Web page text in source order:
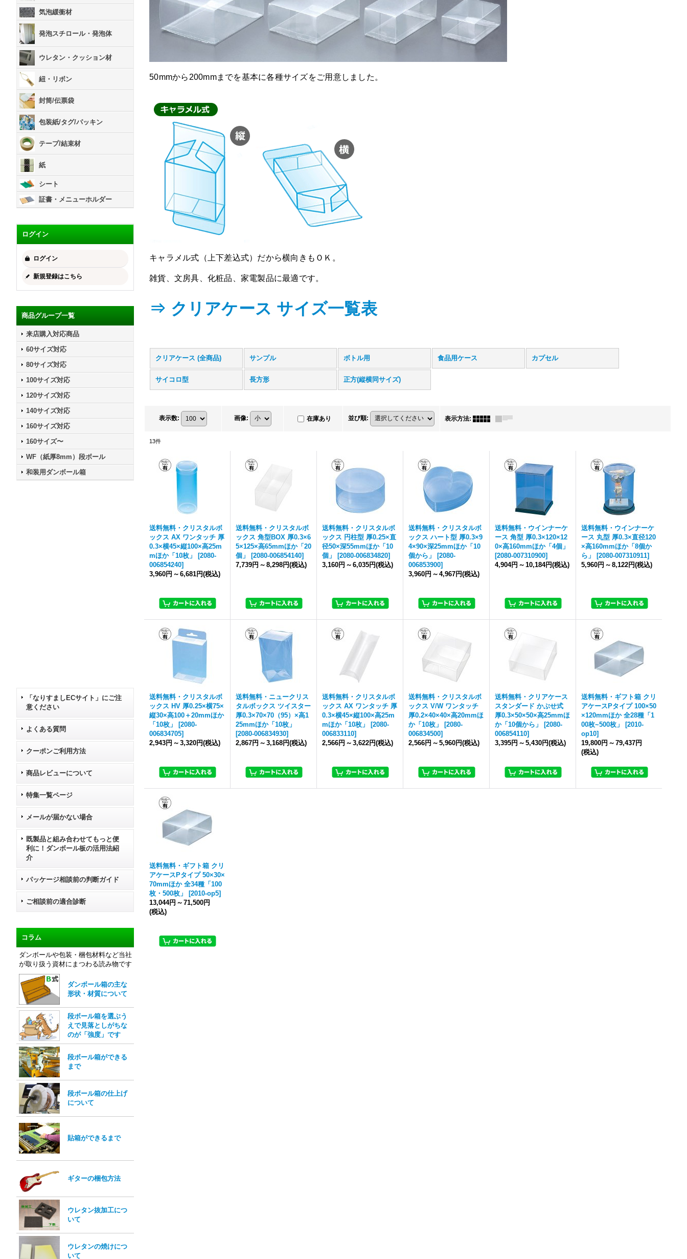
気泡緩衝材
発泡スチロール・発泡体
ウレタン・クッション材
紐・リボン
封筒/伝票袋
包装紙/タグ/パッキン
テープ/結束材
紙
シート
証書・メニューホルダー
ログイン
ログイン
新規登録はこちら
商品グループ一覧
来店購入対応商品
60サイズ対応
80サイズ対応
100サイズ対応
120サイズ対応
140サイズ対応
160サイズ対応
160サイズ〜
WF（紙厚8mm）段ボール
和装用ダンボール箱
「なりすましECサイト」にご注
意ください
よくある質問
クーポンご利用方法
商品レビューについて
特集一覧ページ
メールが届かない場合
既製品と組み合わせてもっと便
利に！ダンボール板の活用法紹
介
パッケージ相談前の判断ガイド
ご相談前の適合診断
コラム
ダンボールや包装・梱包材料など当社
が取り扱う資材にまつわる読み物です
ダンボール箱の主な
形状・材質について
段ボール箱を選ぶう
えで見落としがちな
のが「強度」です
段ボール箱ができる
まで
段ボール箱の仕上げ
について
貼箱ができるまで
ギターの梱包方法
ウレタン抜加工につ
いて
ウレタンの焼けにつ
いて
50mmから200mmまでを基本に各種サイズをご用意しました。
キャラメル式（上下差込式）だから横向きもＯＫ。
雑貨、文房具、化粧品、家電製品に最適です。
⇒ クリアケース サイズ一覧表
クリアケース (全商品) サンプル ボトル用 食品用ケース カプセル
サイコロ型 長方形 正方(縦横同サイズ)
表示数: 画像: 在庫あり 並び順: 表示方法:
13件
送料無料・クリスタルボ
ックス AX ワンタッチ 厚
0.3×横45×縦100×高25m
mほか「10枚」
[2080-
006854240]
3,960円 ～ 6,681円(税込)
送料無料・クリスタルボ
ックス 角型BOX 厚0.3×6
5×125×高65mmほか「20
個」
[2080-006854140]
7,739円 ～ 8,298円(税込)
送料無料・クリスタルボ
ックス 円柱型 厚0.25×直
径50×深55mmほか「10
個」
[2080-006834820]
3,160円 ～ 6,035円(税込)
送料無料・クリスタルボ
ックス ハート型 厚0.3×9
4×90×深25mmほか「10
個から」
[2080-
006853900]
3,960円 ～ 4,967円(税込)
送料無料・ウインナーケ
ース 角型 厚0.3×120×12
0×高160mmほか「4個」
[2080-007310900]
4,904円 ～ 10,184円(税込)
送料無料・ウインナーケ
ース 丸型 厚0.3×直径120
×高160mmほか「8個か
ら」
[2080-007310911]
5,960円 ～ 8,122円(税込)
送料無料・クリスタルボ
ックス HV 厚0.25×横75×
縦30×高100＋20mmほか
「10枚」
[2080-
006834705]
2,943円 ～ 3,320円(税込)
送料無料・ニュークリス
タルボックス ツイスター
厚0.3×70×70（95）×高1
25mmほか「10枚」
[2080-006834930]
2,867円 ～ 3,168円(税込)
送料無料・クリスタルボ
ックス AX ワンタッチ 厚
0.3×横45×縦100×高25m
mほか「10枚」
[2080-
006833110]
2,566円 ～ 3,622円(税込)
送料無料・クリスタルボ
ックス V/W ワンタッチ
厚0.2×40×40×高20mmほ
か「10枚」
[2080-
006834500]
2,566円 ～ 5,960円(税込)
送料無料・クリアケース
スタンダード かぶせ式
厚0.3×50×50×高25mmほ
か「10個から」
[2080-
006854110]
3,395円 ～ 5,430円(税込)
送料無料・ギフト箱 クリ
アケースPタイプ 100×50
×120mmほか 全28種「1
00枚~500枚」
[2010-
op10]
19,800円 ～ 79,437円
(税込)
送料無料・ギフト箱 クリ
アケースPタイプ 50×30×
70mmほか 全34種「100
枚・500枚」
[2010-op5]
13,044円 ～ 71,500円
(税込)